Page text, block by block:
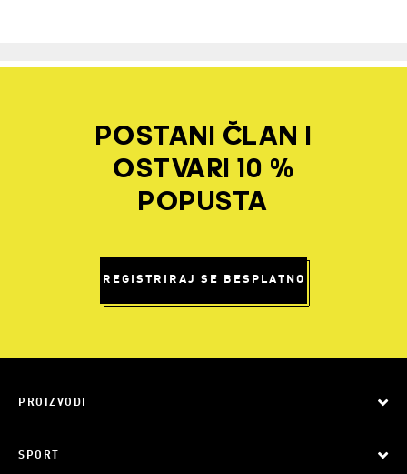
POSTANI ČLAN I
OSTVARI 10 %
POPUSTA
REGISTRIRAJ SE BESPLATNO
PROIZVODI
SPORT